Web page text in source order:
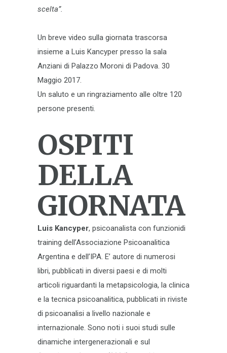
scelta”.
Un breve video sulla giornata trascorsa
insieme a Luis Kancyper presso la sala
Anziani di Palazzo Moroni di Padova. 30
Maggio 2017.
Un saluto e un ringraziamento alle oltre 120
persone presenti.
OSPITI
DELLA
GIORNATA
Luis Kancyper, psicoanalista con funzionidi
training dell’Associazione Psicoanalitica
Argentina e dell’IPA. E’ autore di numerosi
libri, pubblicati in diversi paesi e di molti
articoli riguardanti la metapsicologia, la clinica
e la tecnica psicoanalitica, pubblicati in riviste
di psicoanalisi a livello nazionale e
internazionale. Sono noti i suoi studi sulle
dinamiche intergenerazionali e sul